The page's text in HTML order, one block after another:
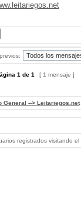
1 de 1 [ 1 mensaje ]
General --> Leitariegos.net
registrados visitando